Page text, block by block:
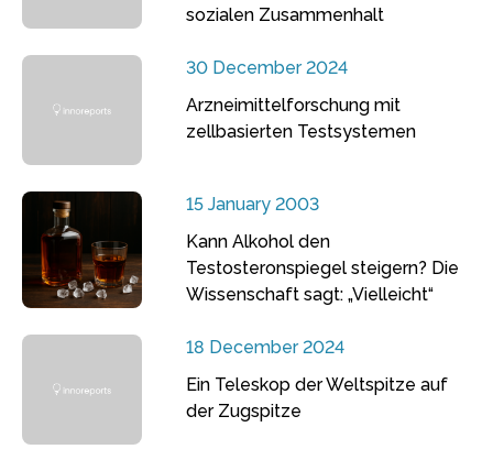
sozialen Zusammenhalt
30 December 2024
Arzneimittelforschung mit
zellbasierten Testsystemen
15 January 2003
Kann Alkohol den
Testosteronspiegel steigern? Die
Wissenschaft sagt: „Vielleicht“
18 December 2024
Ein Teleskop der Weltspitze auf
der Zugspitze